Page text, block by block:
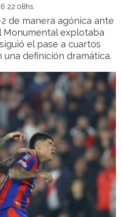
22:08hs.
de manera agónica ante
Monumental explotaba
el pase a cuartos
definición dramática.